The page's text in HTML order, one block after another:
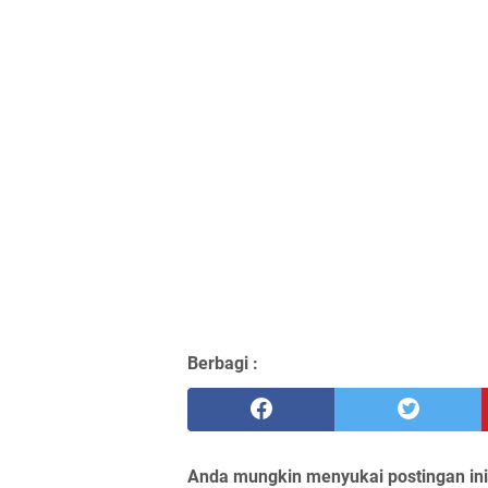
Berbagi :
Anda mungkin menyukai postingan